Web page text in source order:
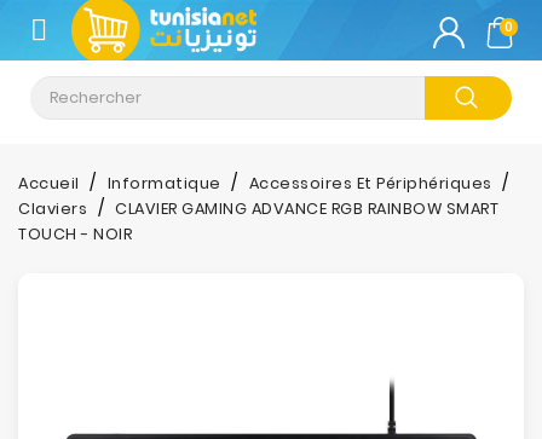
CATÉGORIE
Climatisation
Informatique
Téléphonie
0
Accueil Informatique
Accessoires Et Périphériques
Claviers
CLAVIER GAMING ADVANCE RGB RAINBOW SMART
TOUCH - NOIR